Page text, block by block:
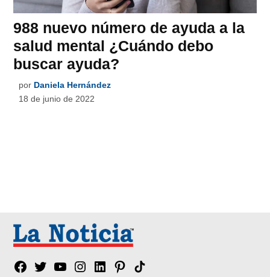
988 nuevo número de ayuda a la
salud mental ¿Cuándo debo
buscar ayuda?
por Daniela Hernández
18 de junio de 2022
Facebook
TwitterYouTubeInstagram
LinkedinPinterest
Tik